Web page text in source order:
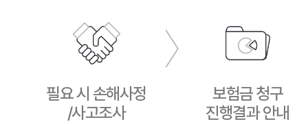
필요 시 손해사정
/사고조사
보험금 청구
진행결과 안내